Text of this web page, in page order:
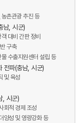
촌관광 추진 등
남, 시군)
대비 간판 정비
구축
수출지원센터 설립 등
전파(충남, 시군)
및 육성
, 시군)
회적 경제 조성
양성 및 영량강화 등